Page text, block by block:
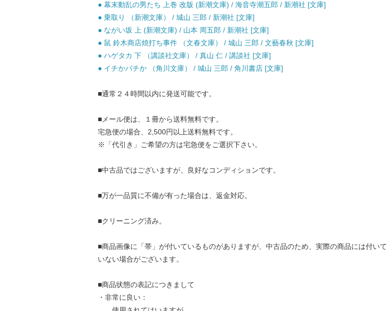
● 幕末動乱の男たち 上巻 改版 (新潮文庫) / 海音寺潮五郎 / 新潮社 [文庫]
● 乗取り （新潮文庫） / 城山 三郎 / 新潮社 [文庫]
● ながい坂 上 (新潮文庫) / 山本 周五郎 / 新潮社 [文庫]
● 鼠 鈴木商店焼打ち事件 （文春文庫） / 城山 三郎 / 文藝春秋 [文庫]
● ハゲタカ 下 （講談社文庫） / 真山 仁 / 講談社 [文庫]
● イチかバチか （角川文庫） / 城山 三郎 / 角川書店 [文庫]
■通常２４時間以内に発送可能です。
■メール便は、１冊から送料無料です。
宅急便の場合、2,500円以上送料無料です。
※「代引き」ご希望の方は宅急便をご選択下さい。
■中古品ではございますが、良好なコンディションです。
■万が一品質に不備が有った場合は、返金対応。
■クリーニング済み。
■商品画像に「帯」が付いているものがありますが、中古品のため、実際の商品には付いて
いない場合がございます。
■商品状態の表記につきまして
・非常に良い：